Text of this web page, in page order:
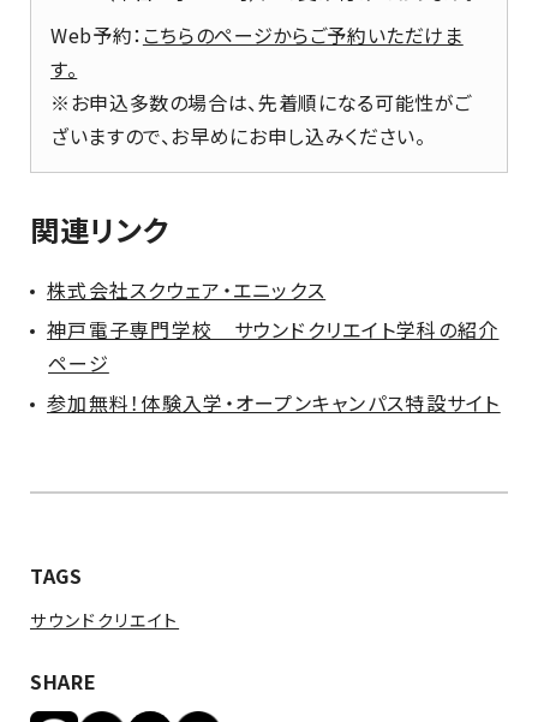
Web予約： こちらのページからご予約いただけま
す。
※お申込多数の場合は、先着順になる可能性がご
ざいますので、お早めにお申し込みください。
関連リンク
株式会社スクウェア・エニックス
神戸電子専門学校 サウンドクリエイト学科の紹介
ページ
参加無料！体験入学・オープンキャンパス特設サイト
TAGS
サウンドクリエイト
SHARE